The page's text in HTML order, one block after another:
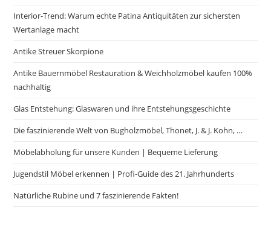
Interior-Trend: Warum echte Patina Antiquitäten zur sichersten
Wertanlage macht
Antike Streuer Skorpione
Antike Bauernmöbel Restauration & Weichholzmöbel kaufen 100%
nachhaltig
Glas Entstehung: Glaswaren und ihre Entstehungsgeschichte
Die faszinierende Welt von Bugholzmöbel, Thonet, J. & J. Kohn, …
Möbelabholung für unsere Kunden | Bequeme Lieferung
Jugendstil Möbel erkennen | Profi-Guide des 21. Jahrhunderts
Natürliche Rubine und 7 faszinierende Fakten!